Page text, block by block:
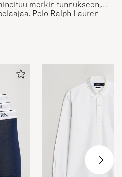
merkin tunnukseen,
Polo Ralph Lauren
ja merkki toimii
ja perinteitä
löytyy muun muassa